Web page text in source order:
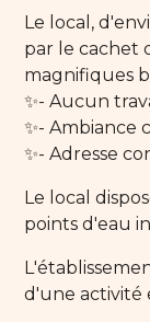
Le local,
par le cachet
magnifiques
✨- Aucun
✨- Ambiance
✨- Adresse
Le local
points d'eau
d'une activité